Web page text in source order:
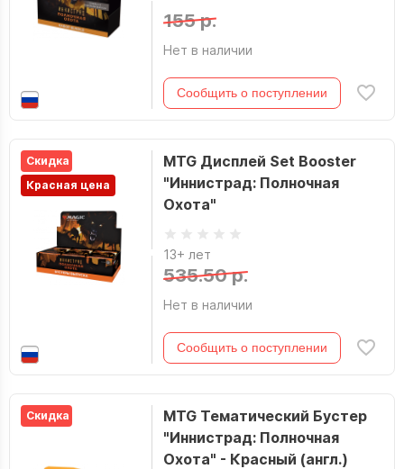
155 р.
Нет в наличии
Сообщить о поступлении
Скидка
Красная цена
MTG Дисплей Set Booster
"Иннистрад: Полночная
Охота"
13+ лет
535.50 р.
Нет в наличии
Сообщить о поступлении
Скидка
MTG Тематический Бустер
"Иннистрад: Полночная
Охота" - Красный (англ.)